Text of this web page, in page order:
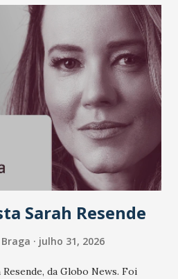
TikTok e M. Dias Branco.
momento em que autenticidade
nas conversas sobre marca,
um momento em que todo
entregam de verdade. O NM2B
a quem constrói com
isso fica ainda mais claro.
sustenta a confiança entre
afirma Tamires So...
Sarah Resende
julho 31, 2026
da Globo News. Foi